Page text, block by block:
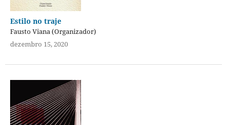
Estilo no traje
Fausto Viana (Organizador)
dezembro 15, 2020